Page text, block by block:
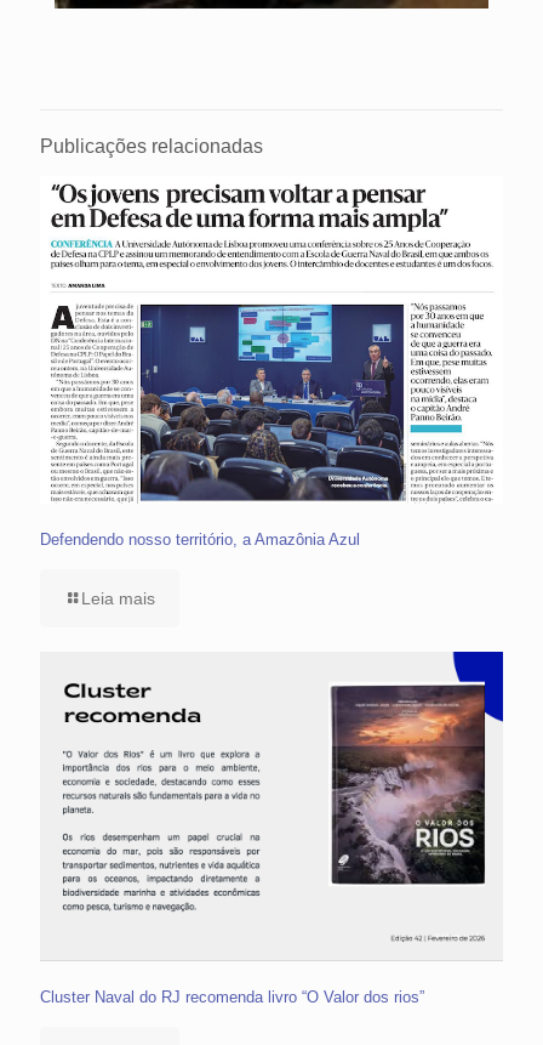
Publicações relacionadas
Defendendo nosso território, a Amazônia Azul
Leia mais
Cluster Naval do RJ recomenda livro “O Valor dos rios”